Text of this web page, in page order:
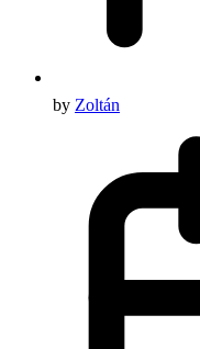
by Zoltán